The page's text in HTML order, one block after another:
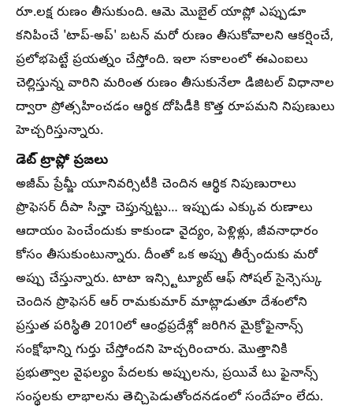
రూ.లక్ష రుణం తీసుకుంది. ఆమె మొబైల్ యాప్లో ఎప్పుడూ
కనిపించే 'టాప్-అప్' బటన్ మరో రుణం తీసుకోవాలని ఆకర్షించే,
ప్రలోభపెట్టే ప్రయత్నం చేస్తోంది. ఇలా సకాలంలో ఈఎంఐలు
చెల్లిస్తున్న వారిని మరింత రుణం తీసుకునేలా డిజిటల్ విధానాల
ద్వారా ప్రోత్సహించడం ఆర్థిక దోపిడీకి కొత్త రూపమని నిపుణులు
హెచ్చరిస్తున్నారు.
డెట్ ట్రాప్లో ప్రజలు
అజీమ్ ప్రేమ్జీ యూనివర్సిటీకి చెందిన ఆర్థిక నిపుణురాలు
ప్రొఫెసర్ దీపా సిన్హా చెప్తున్నట్టు… ఇప్పుడు ఎక్కువ రుణాలు
ఆదాయం పెంచేందుకు కాకుండా వైద్యం, పెళ్లిళ్లు, జీవనాధారం
కోసం తీసుకుంటున్నారు. దీంతో ఒక అప్పు తీర్చేందుకు మరో
అప్పు చేస్తున్నారు. టాటా ఇన్స్టిట్యూట్ ఆఫ్ సోషల్ సైన్సెస్కు
చెందిన ప్రొఫెసర్ ఆర్ రామకుమార్ మాట్లాడుతూ దేశంలోని
ప్రస్తుత పరిస్థితి 2010లో ఆంధ్రప్రదేశ్లో జరిగిన మైక్రోఫైనాన్స్
సంక్షోభాన్ని గుర్తు చేస్తోందని హెచ్చరించారు. మొత్తానికి
ప్రభుత్వాల వైఫల్యం పేదలకు అప్పులను, ప్రయివే టు ఫైనాన్స్
సంస్థలకు లాభాలను తెచ్చిపెడుతోందనడంలో సందేహం లేదు.